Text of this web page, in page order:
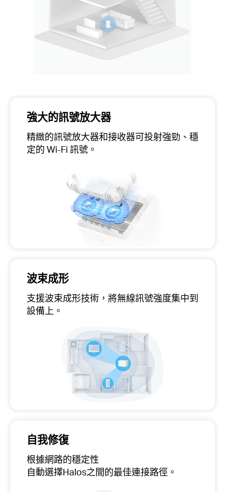
強大的訊號放大器
精緻的訊號放大器和接收器可投射強勁、穩
定的 Wi-Fi 訊號。
波束成形
支援波束成形技術，將無線訊號強度集中到
設備上。
自我修復
根據網路的穩定性
自動選擇Halos之間的最佳連接路徑。